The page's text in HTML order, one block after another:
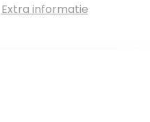
Extra informatie